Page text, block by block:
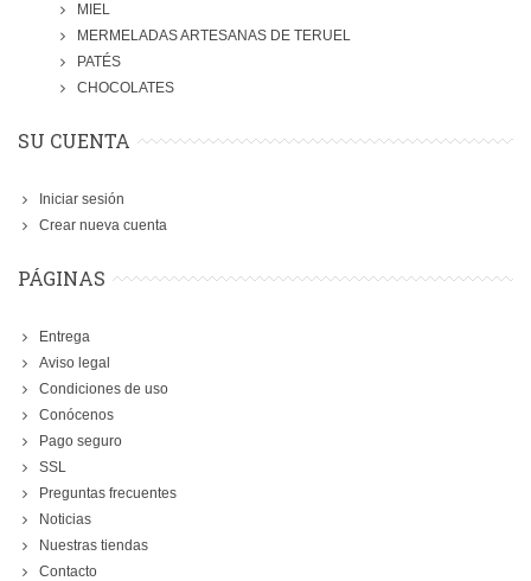
MIEL
MERMELADAS ARTESANAS DE TERUEL
PATÉS
CHOCOLATES
SU CUENTA
Iniciar sesión
Crear nueva cuenta
PÁGINAS
Entrega
Aviso legal
Condiciones de uso
Conócenos
Pago seguro
SSL
Preguntas frecuentes
Noticias
Nuestras tiendas
Contacto